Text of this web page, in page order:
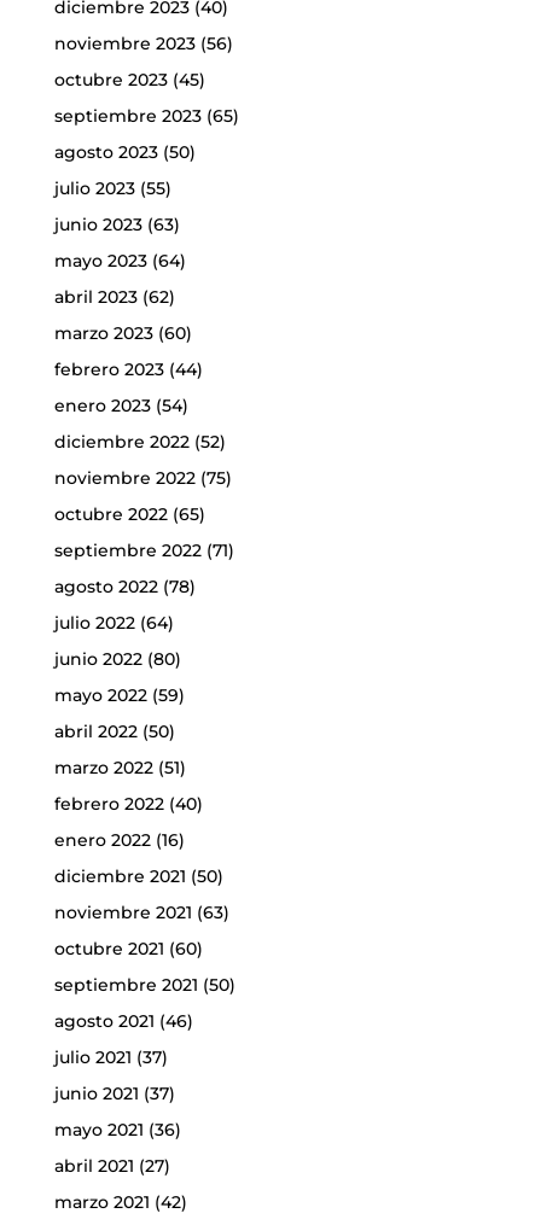
diciembre 2023(40)
noviembre 2023(56)
octubre 2023(45)
septiembre 2023(65)
agosto 2023(50)
julio 2023(55)
junio 2023(63)
mayo 2023(64)
abril 2023(62)
marzo 2023(60)
febrero 2023(44)
enero 2023(54)
diciembre 2022(52)
noviembre 2022(75)
octubre 2022(65)
septiembre 2022(71)
agosto 2022(78)
julio 2022(64)
junio 2022(80)
mayo 2022(59)
abril 2022(50)
marzo 2022(51)
febrero 2022(40)
enero 2022(16)
diciembre 2021 (50)
noviembre 2021 (63)
octubre 2021 (60)
septiembre 2021 (50)
agosto 2021 (46)
julio 2021 (37)
junio 2021 (37)
mayo 2021 (36)
abril 2021 (27)
marzo 2021 (42)